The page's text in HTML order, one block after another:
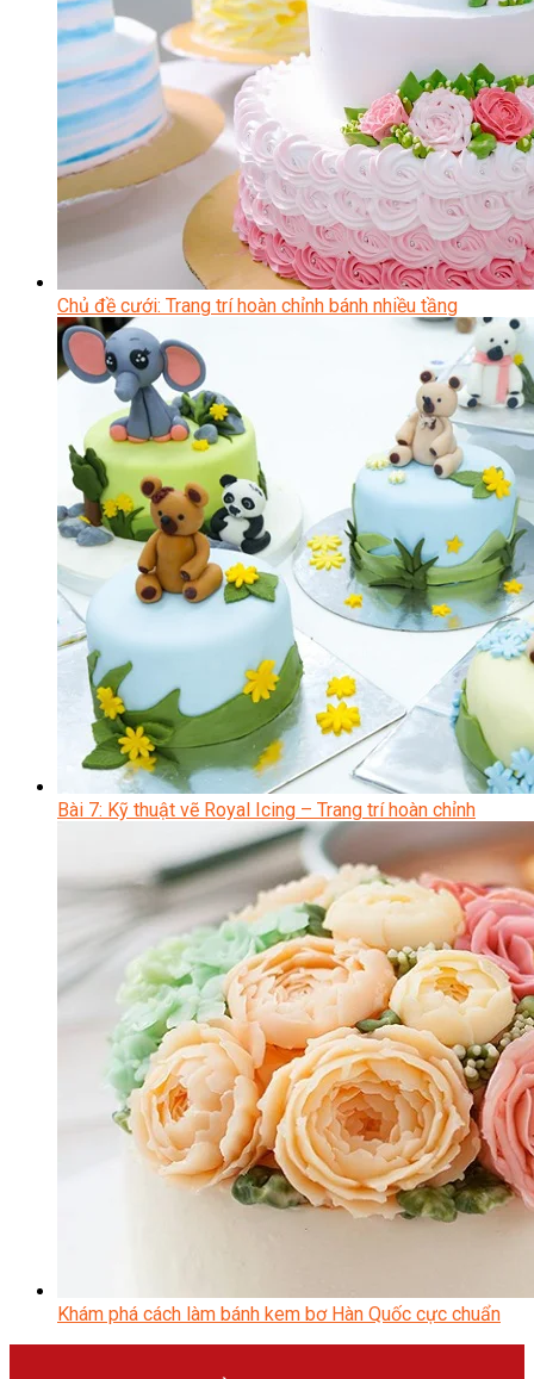
Chủ đề cưới: Trang trí hoàn chỉnh bánh nhiều tầng
Bài 7: Kỹ thuật vẽ Royal Icing – Trang trí hoàn chỉnh
Khám phá cách làm bánh kem bơ Hàn Quốc cực chuẩn